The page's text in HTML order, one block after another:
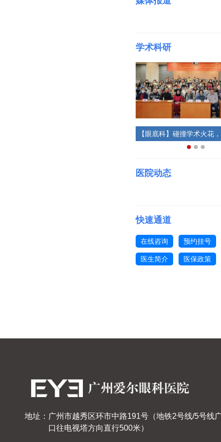
学术科研
医院动态
快速通道
在线咨询 预约挂号
医生简介 医保政策
地址：广州市越秀区环市中路191号（地铁2号线/5号线
口往电视塔方向直行500米）